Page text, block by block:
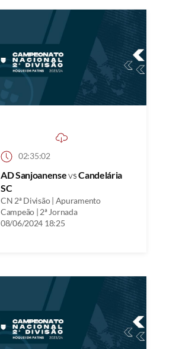
02:35:02
AD SanjoanensevsCandelária
SC
CN 2ª Divisão | Apuramento
Campeão | 2ª Jornada
08/06/2024 18:25